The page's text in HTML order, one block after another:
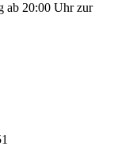
ab 20:00 Uhr zur